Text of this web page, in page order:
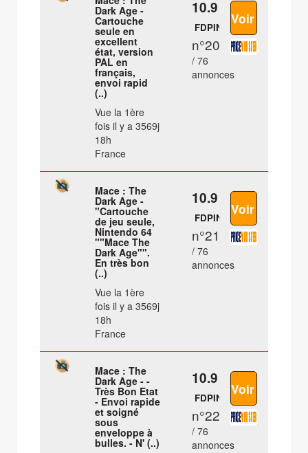
Dark Age -
Cartouche
seule en
excellent
état, version
PAL en
français,
envoi rapid
(..)
Vue la 1ère
fois il y a 3569j
18h
France
10.9 €
FDPIN
n°20
/ 76
annonces
Mace : The
Dark Age -
"Cartouche
de jeu seule,
Nintendo 64
""Mace The
Dark Age"".
En très bon
(..)
Vue la 1ère
fois il y a 3569j
18h
France
10.9 €
FDPIN
n°21
/ 76
annonces
Mace : The
Dark Age - -
Très Bon Etat
- Envoi rapide
et soigné
sous
enveloppe à
bulles. - N' (..)
10.9 €
FDPIN
n°22
/ 76
annonces